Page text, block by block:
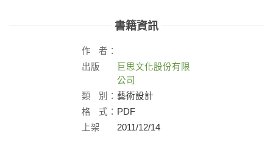
書籍資訊
作
者：
出版
巨思文化股份有限
公司
類
別： 藝術設計
格
式： PDF
上架
2011/12/14